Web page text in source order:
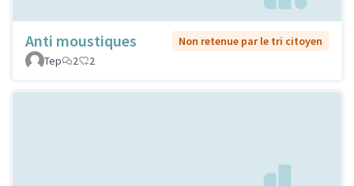
Anti moustiques
Non retenue par le tri citoyen
Tep
2 2